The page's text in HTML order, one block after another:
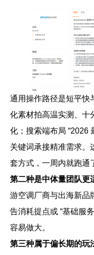
通用操作路径是短平快
化素材拍高温实测、十
化；搜索端布局 “2026
关键词承接精准需求。
套方式，一周内就跑通
第二种是中体量团队更
游空调厂商与出海新品
告消耗提点或 “基础服
容易做大。
第三种属于偏长期的玩